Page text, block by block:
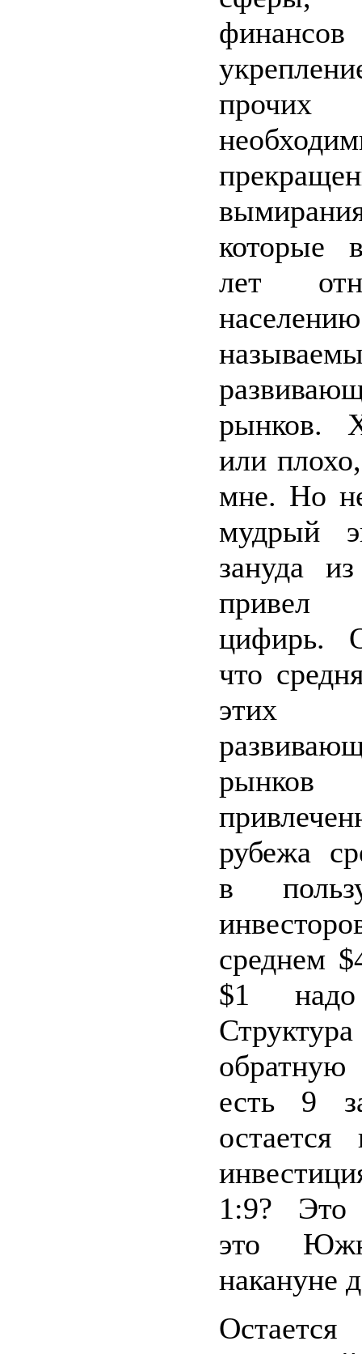
прочих
которые
лет
рынков.
или
мне. Но
мудрый
зануда
привел
цифирь.
что
этих
рубежа
в
среднем
$1 надо
обратную
есть 9
остается
1:9? Это
это
накануне